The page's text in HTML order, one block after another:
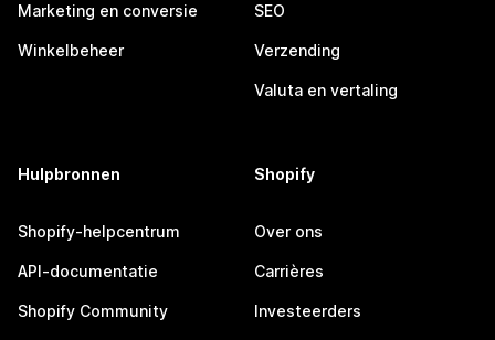
Marketing en conversie
Winkelbeheer
SEO
Verzending
Valuta en vertaling
Hulpbronnen
Shopify-helpcentrum
API-documentatie
Shopify Community
Shopify
Over ons
Carrières
Investeerders